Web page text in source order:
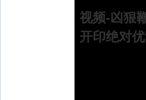
视频-凶狠
开印绝对